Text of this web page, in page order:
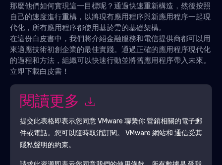
那麼他們如何實現這一目標呢？通過快速重新構造，然後按照
自己的速度進行重構，以將現有應用程序與新應用程序一起現
代化，所有應用程序都使用基於雲的基礎架構。
在這份白皮書中，我們將介紹金融服務和電信提供商都可以用
來適應技術初創企業的最佳實踐。通過正確的應用程序現代化
的過程和方法，組織可以快速行動並將舊應用程序帶入未來。
立即下載白皮書！
閱讀更多
提交此表格即表示您同意VMware 聯繫你 營銷相關的電子郵
件或電話。您可以隨時取消訂閱。 VMware 網站和 通信受其
隱私聲明的約束。